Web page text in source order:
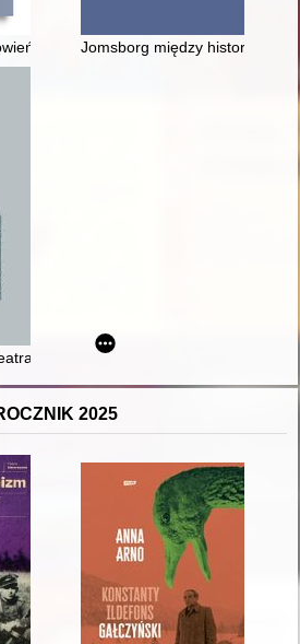
ormiańskiego w Dziale Starych
Jomsborg między historią a
2025